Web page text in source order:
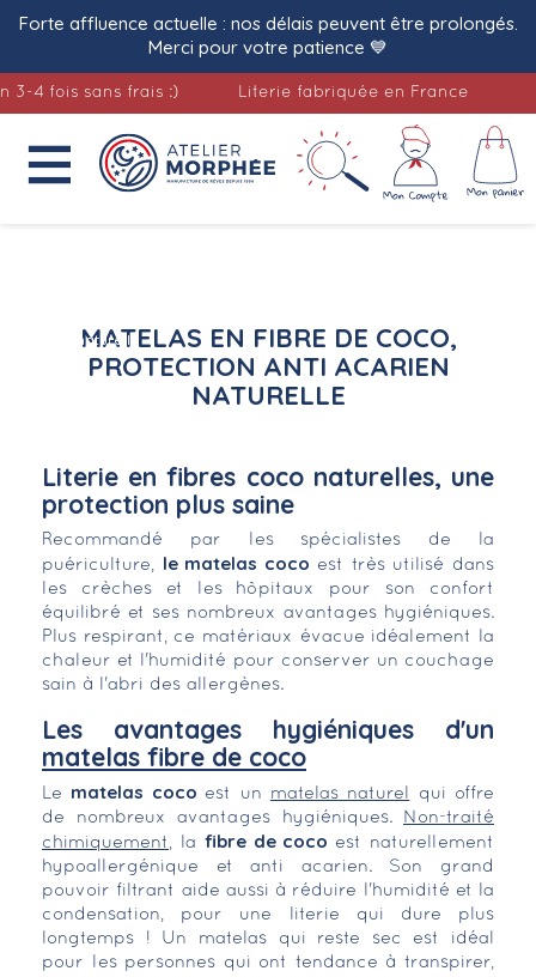
Forte affluence actuelle : nos délais peuvent être prolongés.
Merci pour votre patience 💙
fois sans frais :) Literie fabriquée en France

acarien naturelleMATELAS EN FIBRE DE COCO,
PROTECTION ANTI ACARIEN
NATURELLE
Literie en fibres coco naturelles, une
protection plus saine
Recommandé par les spécialistes de la
puériculture, le matelas coco est très utilisé dans
les crèches et les hôpitaux pour son confort
équilibré et ses nombreux avantages hygiéniques.
Plus respirant, ce matériaux évacue idéalement la
chaleur et l'humidité pour conserver un couchage
sain à l'abri des allergènes.
Les avantages hygiéniques d'un
matelas fibre de coco
Le matelas coco est un matelas naturel
qui offre
de nombreux avantages hygiéniques.
Non-traité
chimiquement , la fibre de coco est naturellement
hypoallergénique et anti acarien. Son grand
pouvoir filtrant aide aussi à réduire l'humidité et la
condensation, pour une literie qui dure plus
longtemps ! Un matelas qui reste sec est idéal
pour les personnes qui ont tendance à transpirer,